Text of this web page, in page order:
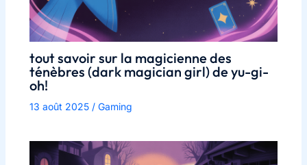
tout savoir sur la magicienne des
ténèbres (dark magician girl) de yu-gi-
oh!
13 août 2025 / Gaming